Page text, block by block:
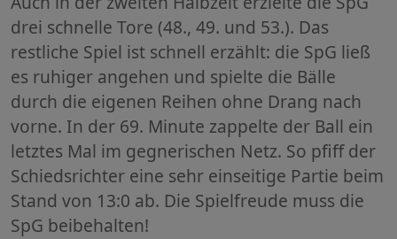
drei schnelle Tore (48., 49. und 53.). Das
restliche Spiel ist schnell erzählt: die SpG ließ
es ruhiger angehen und spielte die Bälle
durch die eigenen Reihen ohne Drang nach
vorne. In der 69. Minute zappelte der Ball ein
letztes Mal im gegnerischen Netz. So pfiff der
Schiedsrichter eine sehr einseitige Partie beim
Stand von 13:0 ab. Die Spielfreude muss die
SpG beibehalten!